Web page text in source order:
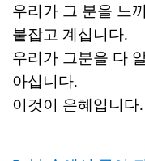
우리가 그 분을 느
붙잡고 계십니다.
우리가 그분을 다
아십니다.
이것이 은혜입니다.